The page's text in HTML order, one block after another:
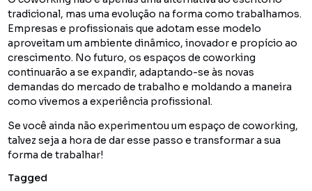
tradicional, mas uma evolução na forma como trabalhamos.
Empresas e profissionais que adotam esse modelo
aproveitam um ambiente dinâmico, inovador e propício ao
crescimento. No futuro, os espaços de coworking
continuarão a se expandir, adaptando-se às novas
demandas do mercado de trabalho e moldando a maneira
como vivemos a experiência profissional.
Se você ainda não experimentou um espaço de coworking,
talvez seja a hora de dar esse passo e transformar a sua
forma de trabalhar!
Tagged